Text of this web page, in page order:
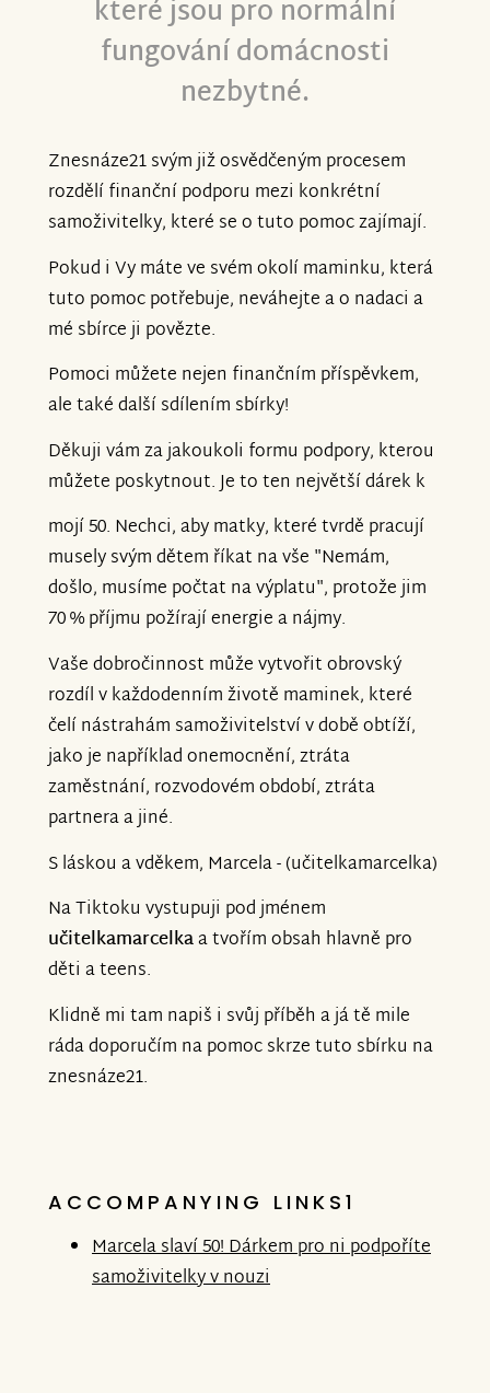
které jsou pro normální
fungování domácnosti
nezbytné.
Znesnáze21 svým již osvědčeným procesem
rozdělí finanční podporu mezi konkrétní
samoživitelky, které se o tuto pomoc zajímají.
Pokud i Vy máte ve svém okolí maminku, která
tuto pomoc potřebuje, neváhejte a o nadaci a
mé sbírce ji povězte.
Pomoci můžete nejen finančním příspěvkem,
ale také další sdílením sbírky!
Děkuji vám za jakoukoli formu podpory, kterou
můžete poskytnout. Je to ten největší dárek k
mojí 50. Nechci, aby matky, které tvrdě pracují
musely svým dětem říkat na vše "Nemám,
došlo, musíme počtat na výplatu", protože jim
70 % příjmu požírají energie a nájmy.
Vaše dobročinnost může vytvořit obrovský
rozdíl v každodenním životě maminek, které
čelí nástrahám samoživitelství v době obtíží,
jako je například onemocnění, ztráta
zaměstnání, rozvodovém období, ztráta
partnera a jiné.
S láskou a vděkem, Marcela - (učitelkamarcelka)
Na Tiktoku vystupuji pod jménem
učitelkamarcelkaa tvořím obsah hlavně pro
děti a teens.
Klidně mi tam napiš i svůj příběh a já tě mile
ráda doporučím na pomoc skrze tuto sbírku na
znesnáze21.
ACCOMPANYING LINKS1
Marcela slaví 50! Dárkem pro ni podpoříte
samoživitelky v nouzi